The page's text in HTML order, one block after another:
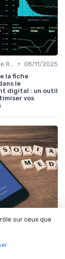
• 08/11/2025
la fiche
le
digital : un outil
vos
dans le
sur ceux que